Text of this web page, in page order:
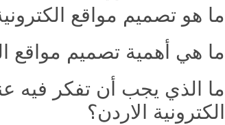
ما هو تصميم مواقع
ما هي أهمية تصميم مواقع
ما الذي يجب أن تفكر فيه
الكترونية الاردن؟